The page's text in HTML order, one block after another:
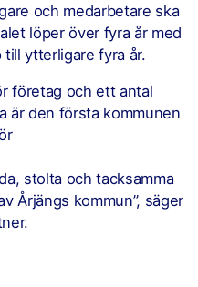
och medarbetare ska
löper över fyra år med
ytterligare fyra år.
företag och ett antal
är den första kommunen
stolta och tacksamma
Årjängs kommun”, säger